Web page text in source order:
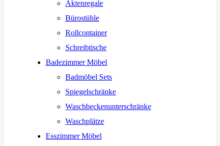
Aktenregale
Bürostühle
Rollcontainer
Schreibtische
Badezimmer Möbel
Badmöbel Sets
Spiegelschränke
Waschbeckenunterschränke
Waschplätze
Esszimmer Möbel